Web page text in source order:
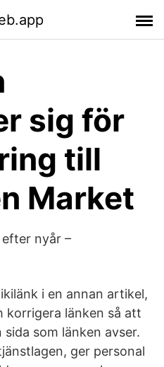
sig för
till
Market
nyår –
i en annan artikel,
korrigera länken så att
som länken avser.
ger personal